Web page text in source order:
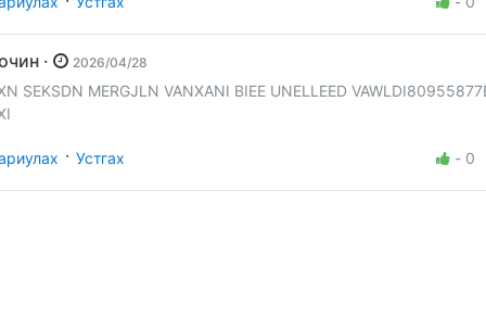
Зочин · 2026/04/28
SEKSDN MERGJLN VANXANI BIEE UNELLEED
· Устгах - 0